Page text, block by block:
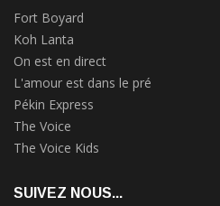
Fort Boyard
Koh Lanta
On est en direct
L'amour est dans le pré
Pékin Express
The Voice
The Voice Kids
SUIVEZ NOUS...